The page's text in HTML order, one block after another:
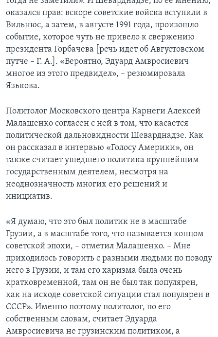
оказался прав: вскоре советские войска вступили в
Вильнюс, а затем, в августе 1991 года, произошло
событие, которое чуть не привело к свержению
президента Горбачева [речь идет об Августовском
путче – Г. А.]. «Вероятно, Эдуард Амвросиевич
многое из этого предвидел», – резюмировала
Язькова.
Политолог Московского центра Карнеги Алексей
Малашенко согласен с ней в том, что касается
политической дальновидности Шеварднадзе. Как
он рассказал в интервью «Голосу Америки», он
также считает ушедшего политика крупнейшим
государственным деятелем, несмотря на
неоднозначность многих его решений и
инициатив.
«Я думаю, что это был политик не в масштабе
Грузии, а в масштабе того, что называется концом
советской эпохи, – отметил Малашенко. – Мне
приходилось говорить с разными людьми по поводу
него в Грузии, и там его харизма была очень
кратковременной, там он не был так популярен,
как на исходе советской ситуации стал популярен в
СССР». Именно поэтому политолог, по его
собственным словам, считает Эдуарда
Амвросиевича не грузинским политиком, а